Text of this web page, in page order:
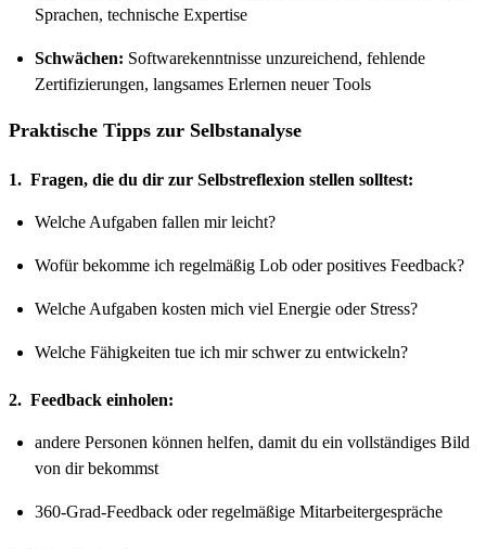
Sprachen, technische Expertise
Schwächen: Softwarekenntnisse unzureichend, fehlende
Zertifizierungen, langsames Erlernen neuer Tools
Praktische Tipps zur Selbstanalyse
1. Fragen, die du dir zur Selbstreflexion stellen solltest:
Welche Aufgaben fallen mir leicht?
Wofür bekomme ich regelmäßig Lob oder positives Feedback?
Welche Aufgaben kosten mich viel Energie oder Stress?
Welche Fähigkeiten tue ich mir schwer zu entwickeln?
2. Feedback einholen:
andere Personen können helfen, damit du ein vollständiges Bild
von dir bekommst
360-Grad-Feedback oder regelmäßige Mitarbeitergespräche